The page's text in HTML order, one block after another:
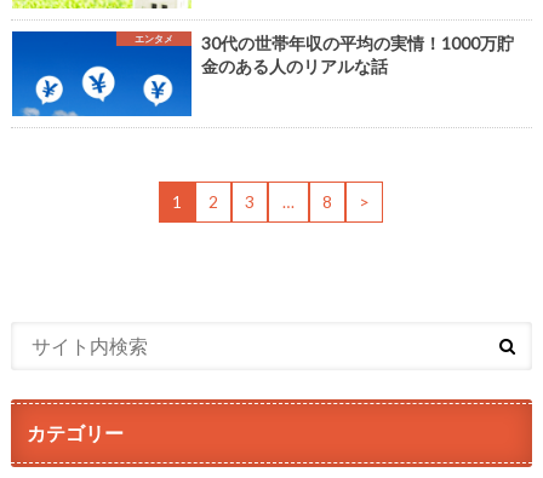
エンタメ
30代の世帯年収の平均の実情！1000万貯
金のある人のリアルな話
1 2 3 … 8 >
カテゴリー